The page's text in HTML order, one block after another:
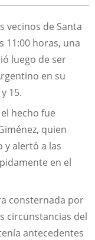
vecinos de Santa
11:00 horas, una
luego de ser
en su
15.
hecho fue
quien
y alertó a las
en el
consternada por
circunstancias del
antecedentes